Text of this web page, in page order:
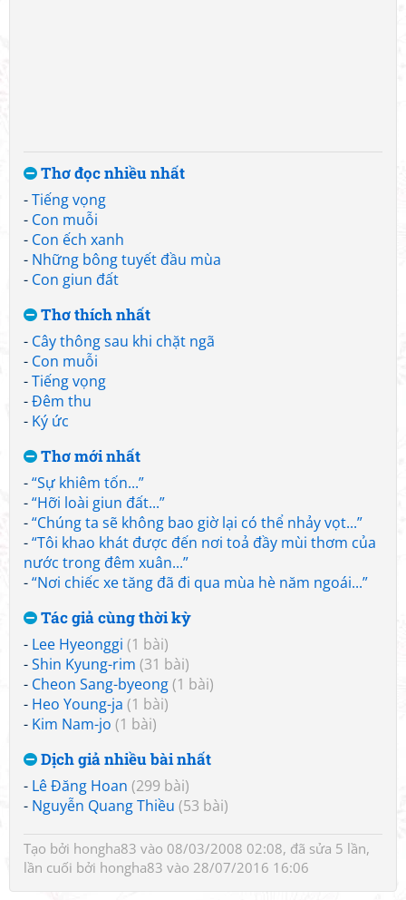
Thơ đọc nhiều nhất
-Tiếng vọng
- Con muỗi
- Con ếch xanh
- Những bông tuyết đầu mùa
- Con giun đất
Thơ thích nhất
- Cây thông sau khi chặt ngã
- Con muỗi
-Tiếng vọng
-Đêm thu
- Ký ức
Thơ mới nhất
-“Sự khiêm tốn...”
-“Hỡi loài giun đất...”
-“Chúng ta sẽ không bao giờ lại có thể nhảy vọt...”
-“Tôi khao khát được đến nơi toả đầy mùi thơm của
nước trong đêm xuân...”
-“Nơi chiếc xe tăng đã đi qua mùa hè năm ngoái...”
Tác giả cùng thời kỳ
- Lee Hyeonggi (1 bài)
-Shin Kyung-rim (31 bài)
- Cheon Sang-byeong(1 bài)
- Heo Young-ja (1 bài)
- Kim Nam-jo (1 bài)
Dịch giả nhiều bài nhất
- Lê Đăng Hoan (299 bài)
- Nguyễn Quang Thiều (53 bài)
Tạo bởi hongha83 vào 08/03/2008 02:08, đã sửa 5 lần,
lần cuối bởi hongha83 vào 28/07/2016 16:06